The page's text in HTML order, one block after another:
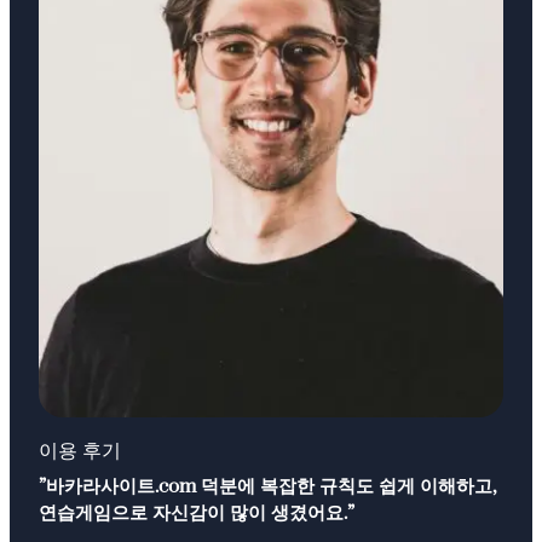
이용 후기
”바카라사이트.com 덕분에 복잡한 규칙도 쉽게 이해하고,
연습게임으로 자신감이 많이 생겼어요.”